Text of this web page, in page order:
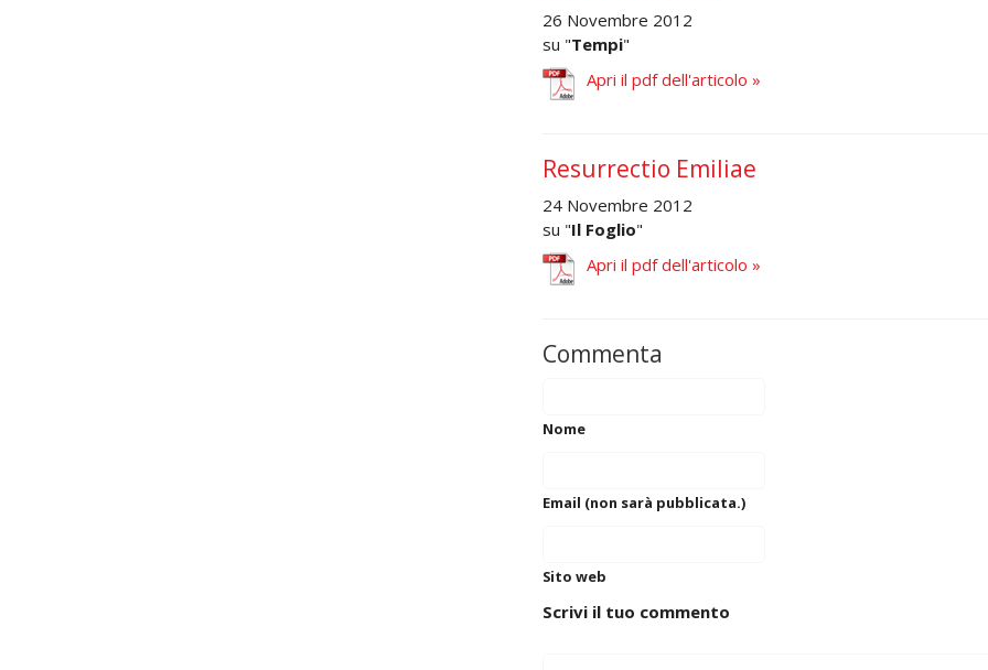
26 Novembre 2012
su "Tempi"
Apri il pdf dell'articolo »
Resurrectio Emiliae
24 Novembre 2012
su "Il Foglio"
Apri il pdf dell'articolo »
Commenta
Nome
Email (non sarà pubblicata.)
Sito web
Scrivi il tuo commento